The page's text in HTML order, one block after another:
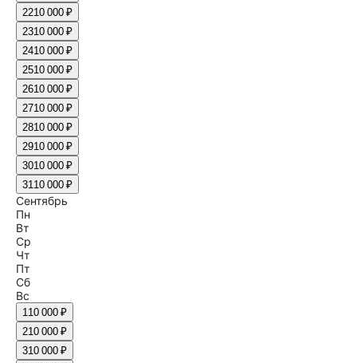
2210 000 ₽
2310 000 ₽
2410 000 ₽
2510 000 ₽
2610 000 ₽
2710 000 ₽
2810 000 ₽
2910 000 ₽
3010 000 ₽
3110 000 ₽
Сентябрь
Пн
Вт
Ср
Чт
Пт
Сб
Вс
110 000 ₽
210 000 ₽
310 000 ₽